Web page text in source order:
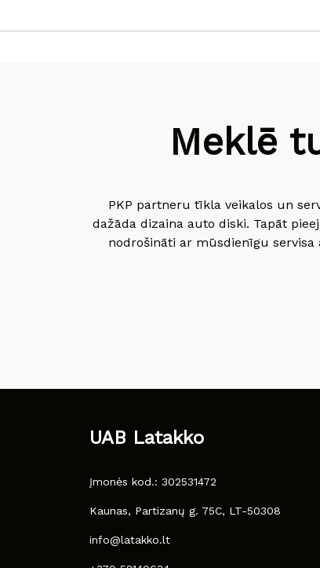
Meklē
PKP partneru tīkla veikalos un
dažāda dizaina auto diski. Tapāt
nodrošināti ar mūsdienīgu
UAB Latakko
Įmonės kod.: 302531472
Kaunas, Partizanų g. 75C, LT-50308
info@latakko.lt